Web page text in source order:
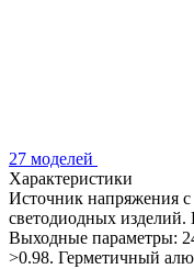
27 моделей
Характеристики
Источник напряжения с
светодиодных
Выходные параметры:
>0.98. Герметичный